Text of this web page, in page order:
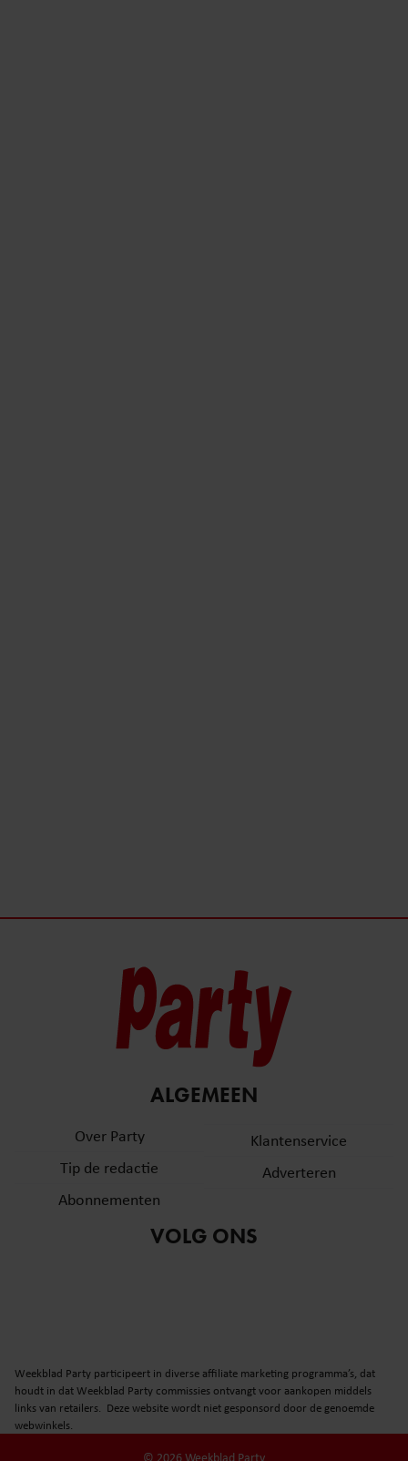
ALGEMEEN
Over Party
Tip de redactie
Abonnementen
Klantenservice
Adverteren
VOLG ONS
Weekblad Party participeert in diverse affiliate marketing programma’s, dat
houdt in dat Weekblad Party commissies ontvangt voor aankopen middels
links van retailers. Deze website wordt niet gesponsord door de genoemde
webwinkels.
© 2026 Weekblad Party